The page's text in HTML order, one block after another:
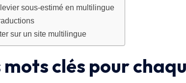
sous-estimé en multilingue
sur un site multilingue
mots clés pour